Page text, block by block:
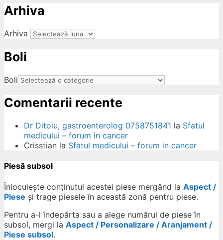
Arhiva
Arhiva
Boli
Boli
Comentarii recente
Dr Ditoiu, gastroenterolog 0758751841 la Sfatul
medicului – forum in cancer
Crisstian la Sfatul medicului – forum in cancer
Piesă subsol
Înlocuiește conținutul acestei piese mergând la Aspect /
Piese și trage piesele în această zonă pentru piese.
Pentru a-l îndepărta sau a alege numărul de piese în
subsol, mergi la Aspect / Personalizare / Aranjament /
Piese subsol.